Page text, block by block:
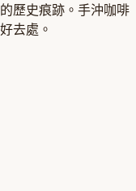
歷史痕跡。手沖咖啡
去處。